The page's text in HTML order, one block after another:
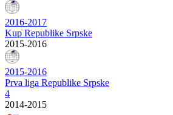
2016-2017
Kup Republike Srpske
2015-2016
2015-2016
Prva liga Republike Srpske
4
2014-2015